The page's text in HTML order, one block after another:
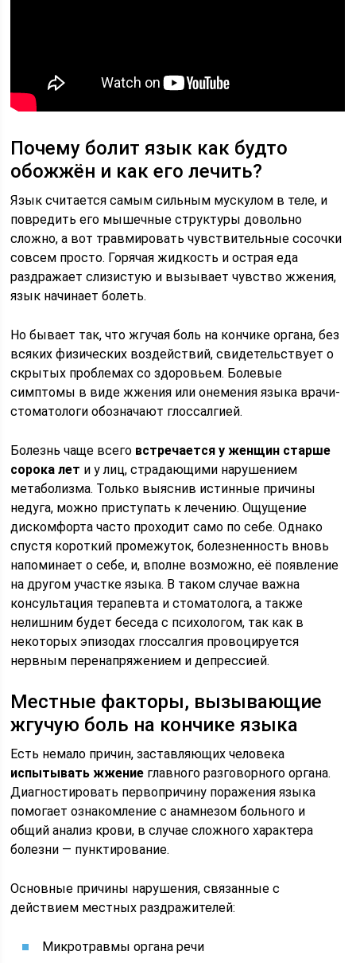
Почему болит язык как будто
обожжён и как его лечить?
Язык считается самым сильным мускулом в теле, и
повредить его мышечные структуры довольно
сложно, а вот травмировать чувствительные сосочки
совсем просто. Горячая жидкость и острая еда
раздражает слизистую и вызывает чувство жжения,
язык начинает болеть.
Но бывает так, что жгучая боль на кончике органа, без
всяких физических воздействий, свидетельствует о
скрытых проблемах со здоровьем. Болевые
симптомы в виде жжения или онемения языка врачи-
стоматологи обозначают глоссалгией.
Болезнь чаще всего встречается у женщин старше
сорока лет и у лиц, страдающими нарушением
метаболизма. Только выяснив истинные причины
недуга, можно приступать к лечению. Ощущение
дискомфорта часто проходит само по себе. Однако
спустя короткий промежуток, болезненность вновь
напоминает о себе, и, вполне возможно, её появление
на другом участке языка. В таком случае важна
консультация терапевта и стоматолога, а также
нелишним будет беседа с психологом, так как в
некоторых эпизодах глоссалгия провоцируется
нервным перенапряжением и депрессией.
Местные факторы, вызывающие
жгучую боль на кончике языка
Есть немало причин, заставляющих человека
испытывать жжение главного разговорного органа.
Диагностировать первопричину поражения языка
помогает ознакомление с анамнезом больного и
общий анализ крови, в случае сложного характера
болезни — пунктирование.
Основные причины нарушения, связанные с
действием местных раздражителей:
Микротравмы органа речи